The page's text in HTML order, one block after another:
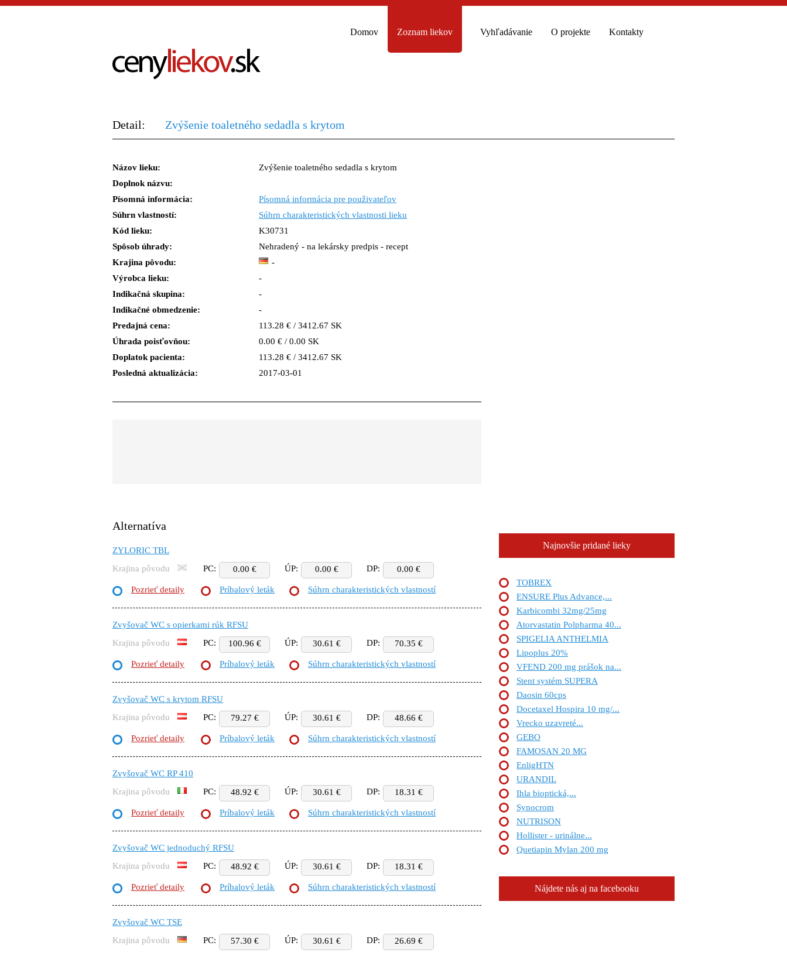
Domov Zoznam liekov Vyhľadávanie O projekte Kontakty
Detail: Zvýšenie toaletného sedadla s krytom
Názov lieku:
Zvýšenie toaletného sedadla s krytom
Doplnok názvu:
Písomná informácia:
Písomná informácia pre použivateľov
Súhrn vlastností:
Súhrn charakteristických vlastnosti lieku
Kód lieku:
K30731
Spôsob úhrady:
Nehradený - na lekársky predpis - recept
Krajina pôvodu:
-
Výrobca lieku:
-
Indikačná skupina:
-
Indikačné obmedzenie:
-
Predajná cena:
113.28 € / 3412.67 SK
Úhrada poisťovňou:
0.00 € / 0.00 SK
Doplatok pacienta:
113.28 € / 3412.67 SK
Posledná aktualizácia:
2017-03-01
Alternatíva
ZYLORIC TBL
Krajina pôvodu
PC: 0.00 € ÚP: 0.00 € DP: 0.00 €
Pozrieť detaily Príbalový leták Súhrn charakteristických vlastností
Zvyšovač WC s opierkami rúk RFSU
Krajina pôvodu
PC: 100.96 € ÚP: 30.61 € DP: 70.35 €
Pozrieť detaily Príbalový leták Súhrn charakteristických vlastností
Zvyšovač WC s krytom RFSU
Krajina pôvodu
PC: 79.27 € ÚP: 30.61 € DP: 48.66 €
Pozrieť detaily Príbalový leták Súhrn charakteristických vlastností
Zvyšovač WC RP 410
Krajina pôvodu
PC: 48.92 € ÚP: 30.61 € DP: 18.31 €
Pozrieť detaily Príbalový leták Súhrn charakteristických vlastností
Zvyšovač WC jednoduchý RFSU
Krajina pôvodu
PC: 48.92 € ÚP: 30.61 € DP: 18.31 €
Pozrieť detaily Príbalový leták Súhrn charakteristických vlastností
Zvyšovač WC TSE
Krajina pôvodu
PC: 57.30 € ÚP: 30.61 € DP: 26.69 €
Najnovšie pridané lieky
TOBREX
ENSURE Plus Advance,...
Karbicombi 32mg/25mg
Atorvastatin Polpharma 40...
SPIGELIA ANTHELMIA
Lipoplus 20%
VFEND 200 mg prášok na...
Stent systém SUPERA
Daosin 60cps
Docetaxel Hospira 10 mg/...
Vrecko uzavreté...
GEBO
FAMOSAN 20 MG
EnligHTN
URANDIL
Ihla bioptická,...
Synocrom
NUTRISON
Hollister - urinálne...
Quetiapin Mylan 200 mg
Nájdete nás aj na facebooku